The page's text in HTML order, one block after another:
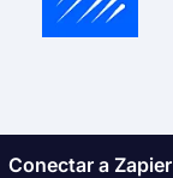
Conectar a Zapier